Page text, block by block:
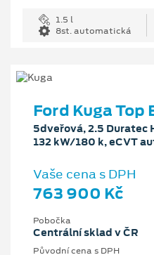
1.5 l
8st. automatická
Ford Kuga Top
5dveřová, 2.5 Duratec
132 kW/180 k, eCVT
Vaše cena s DPH
763 900 Kč
Pobočka
Centrální sklad v ČR
Původní cena s DPH